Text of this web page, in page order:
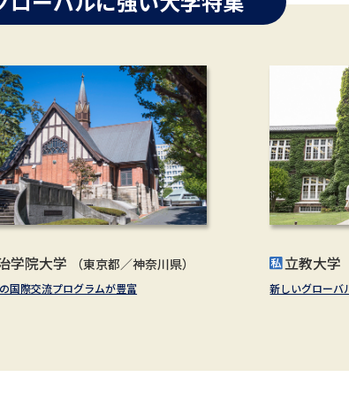
学院大学 （東京都／神奈川県）
国際交流プログラムが豊富
立教大学
新しいグローバ